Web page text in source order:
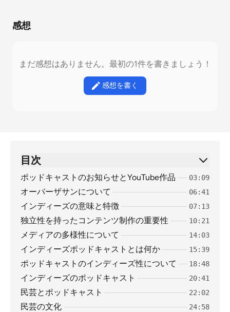
感想
まだ感想はありません。最初の1件を書きましょう！
感想を書く
目次
ポッドキャストのお知らせとYouTube作品 03:09
オーバーザサンについて 06:41
インディーズの意味と特徴 07:13
独立性を持ったコンテンツ制作の重要性 10:21
メディアの多様性について 14:03
インディーズポッドキャストとは何か 15:39
ポッドキャストのインディーズ性について 18:48
インディーズのポッドキャスト 20:41
民芸とポッドキャスト 22:02
民芸の文化 24:58